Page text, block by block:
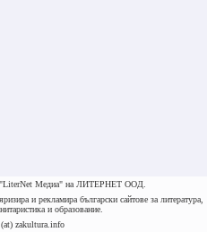
"LiterNet Медиа" на ЛИТЕРНЕТ ООД.
и рекламира български сайтове за литература,
и образование.
zakultura.info